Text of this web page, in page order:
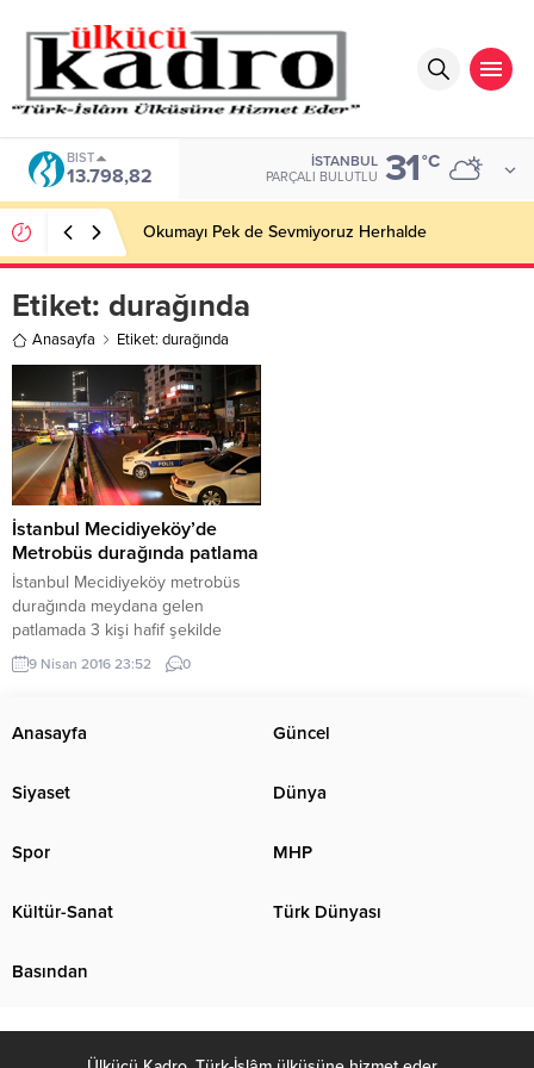
BIST
13.798,82
İSTANBUL
PARÇALI BULUTLU 31°C
Okumayı Pek de Sevmiyoruz Herhalde
Etiket: durağında
Anasayfa Etiket: durağında
İstanbul Mecidiyeköy’de
Metrobüs durağında patlama
İstanbul Mecidiyeköy metrobüs
durağında meydana gelen
patlamada 3 kişi hafif şekilde
yaralandı.
9 Nisan 2016 23:52 0
Anasayfa Güncel
Siyaset Dünya
Spor MHP
Kültür-Sanat Türk Dünyası
Basından